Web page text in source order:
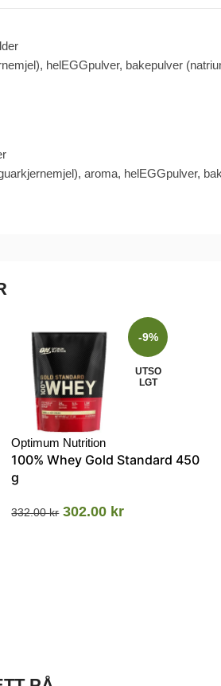
), helEGGpulver, bakepulver
), aroma, helEGGpulver,
-9%
UTSO
LGT
Optimum Nutrition
100% Whey Gold Standard 450
g
332.00kr 302.00 kr